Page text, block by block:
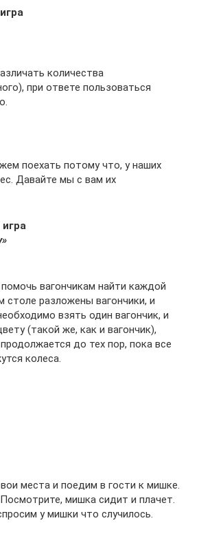
количества
при ответе пользоваться
поехать потому что, у наших
Давайте мы с вам их
вагончикам найти каждой
столе разложены вагончики, и
взять один вагончик, и
(такой же, как и вагончик),
до тех пор, пока все
колеса.
места и поедим в гости к мишке.
мишка сидит и плачет.
у мишки что случилось.